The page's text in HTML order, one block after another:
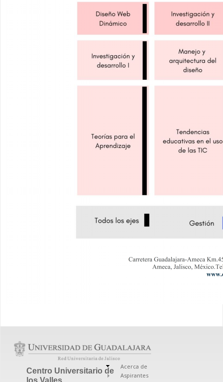
Centro Universitario de
los Valles
Acerca de
Aspirantes